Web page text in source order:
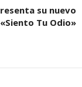
su nuevo
Tu Odio»